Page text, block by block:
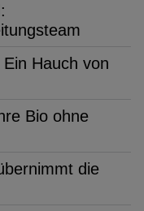
Hauch von
Bio ohne
die